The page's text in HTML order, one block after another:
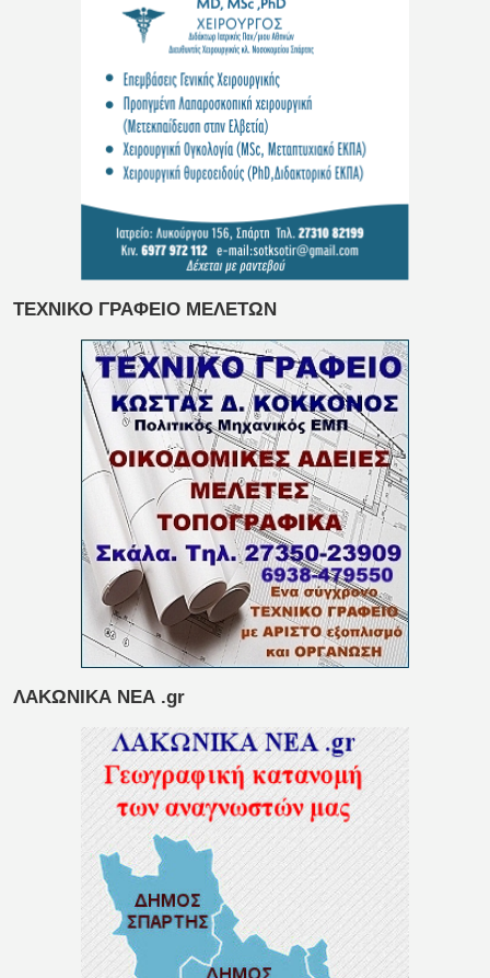
ΤΕΧΝΙΚΟ ΓΡΑΦΕΙΟ ΜΕΛΕΤΩΝ
ΛΑΚΩΝΙΚΑ ΝΕΑ .gr